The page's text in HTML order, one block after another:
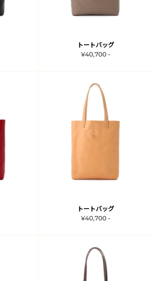
トートバッグ
¥40,700 -
トートバッグ
¥40,700 -